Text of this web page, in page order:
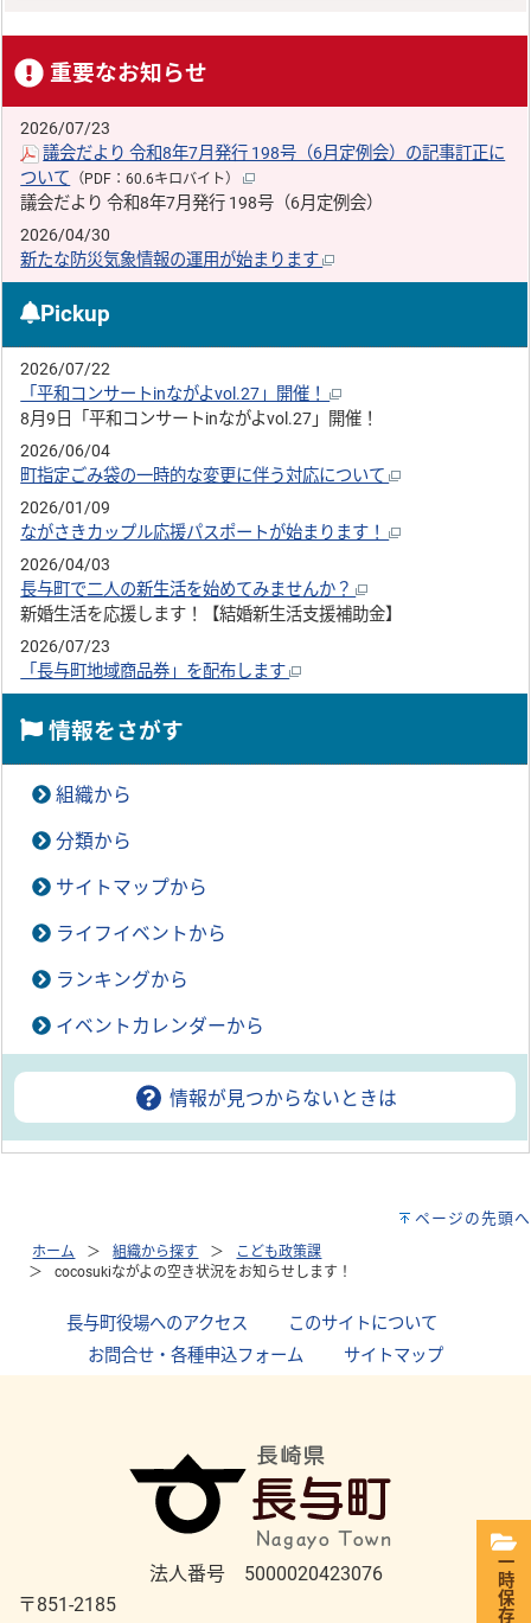
重要なお知らせ
2026/07/23
議会だより 令和8年7月発行 198号（6月定例会）の記事訂正に
ついて （PDF：60.6キロバイト）
議会だより 令和8年7月発行 198号（6月定例会）
2026/04/30
新たな防災気象情報の運用が始まります
Pickup
2026/07/22
「平和コンサートinながよvol.27」開催！
8月9日「平和コンサートinながよvol.27」開催！
2026/06/04
町指定ごみ袋の一時的な変更に伴う対応について
2026/01/09
ながさきカップル応援パスポートが始まります！
2026/04/03
長与町で二人の新生活を始めてみませんか？
新婚生活を応援します！【結婚新生活支援補助金】
2026/07/23
「長与町地域商品券」を配布します
情報をさがす
組織から
分類から
サイトマップから
ライフイベントから
ランキングから
イベントカレンダーから
情報が見つからないときは
ページの先頭へ
ホーム 組織から探す
こども政策課
cocosukiながよの空き状況をお知らせします！
長与町役場へのアクセス このサイトについて
お問合せ・各種申込フォーム
サイトマップ
法人番号 5000020423076
〒851-2185
一時保存